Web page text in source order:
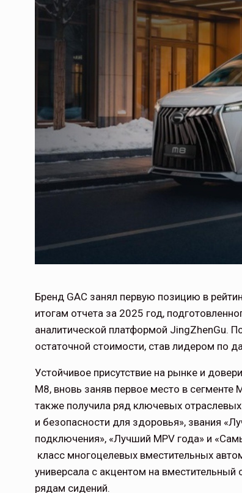
Бренд GAC занял первую позицию в
итогам отчета за 2025 год,
аналитической платформой JingZhenGu.
остаточной стоимости, став лидером по
Устойчивое присутствие на рынке и
M8, вновь заняв первое место в
также получила ряд ключевых
и безопасности для здоровья», звания
подключения», «Лучший MPV года» и
класс многоцелевых вместительных
универсала с акцентом на
рядам сидений.